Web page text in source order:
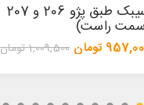
سیبک طبق پژو 206 (سمت
تومان 1,009,500 تومان